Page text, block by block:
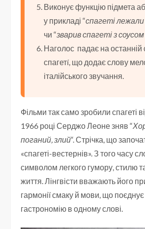
Виконує функцію підмета
у прикладі “спагеті лежали
чи “зварив спагеті з
Наголос падає на останній
спагетí, що додає слову
італійського звучання.
Фільми так само зробили спагеті
1966 році Серджо Леоне зняв “
поганий, злий“. Стрічка, що
«спагеті-вестернів». З того часу
символом легкого гумору, стилю
життя. Лінгвісти вважають його
гармонії смаку й мови, що поєднує
гастрономію в одному слові.